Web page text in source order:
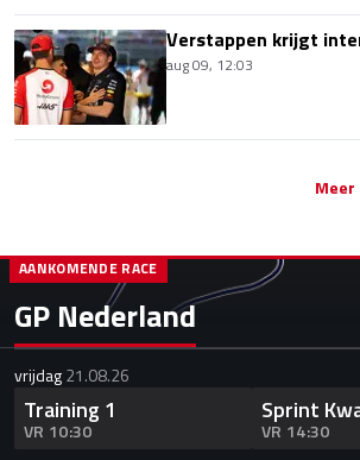
Verstappen krijgt
aug 09, 12:03
GP Nederland
AANKOMENDE RACE
vrijdag21.08.26
Training 1
VR 10:30
Sprint
VR 14:30